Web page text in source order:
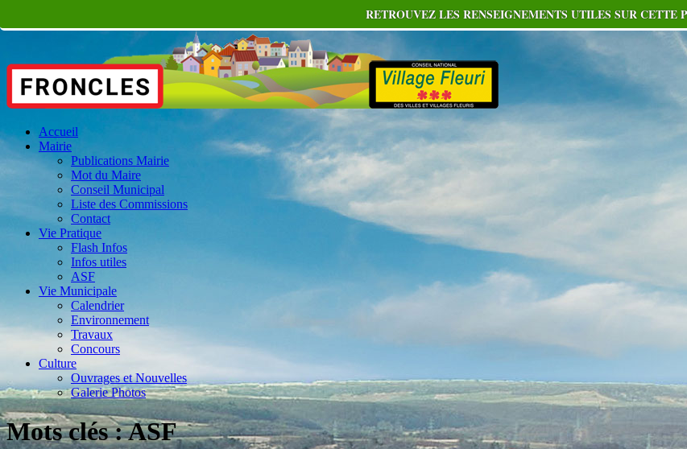
Accueil
Mairie
Publications Mairie
Mot du Maire
Conseil Municipal
Liste des Commissions
Contact
Vie Pratique
Flash Infos
Infos utiles
ASF
Vie Municipale
Calendrier
Environnement
Travaux
Concours
Culture
Ouvrages et Nouvelles
Galerie Photos
Mots clés : ASF
RETROUVEZ LES RENSEIGNEMENTS UTILES SUR CETTE